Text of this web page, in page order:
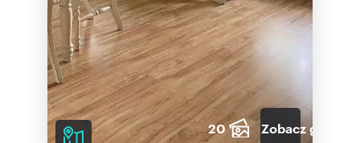
20 Zobacz galerię